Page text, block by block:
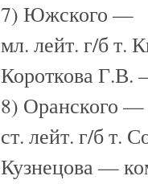
7) Южского —
мл. лейт. г/б т.
Короткова Г.В.
8) Оранского —
ст. лейт. г/б т.
Кузнецова —